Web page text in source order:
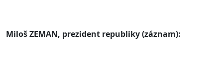
Miloš ZEMAN, prezident republiky (záznam):